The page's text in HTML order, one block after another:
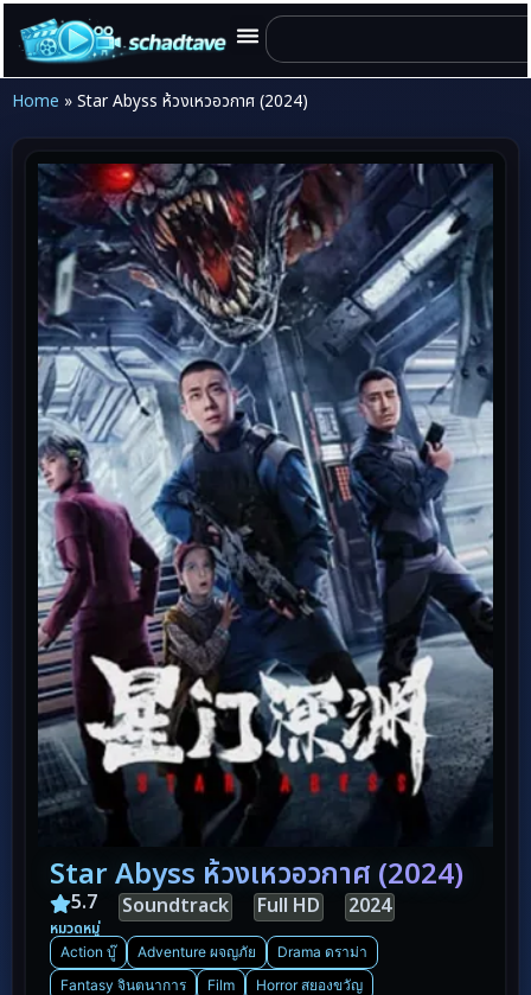
Home » Star Abyss ห้วงเหวอวกาศ (2024)
Star Abyss ห้วงเหวอวกาศ (2024)
5.7 Soundtrack Full HD 2024
หมวดหมู่
Action บู๊ Adventure ผจญภัย
Drama ดราม่า
Fantasy จินตนาการ
Film
Horror สยองขวัญ